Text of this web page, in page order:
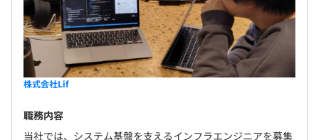
株式会社Lif
職務内容
当社では、システム基盤を支えるインフラエンジニアを募集